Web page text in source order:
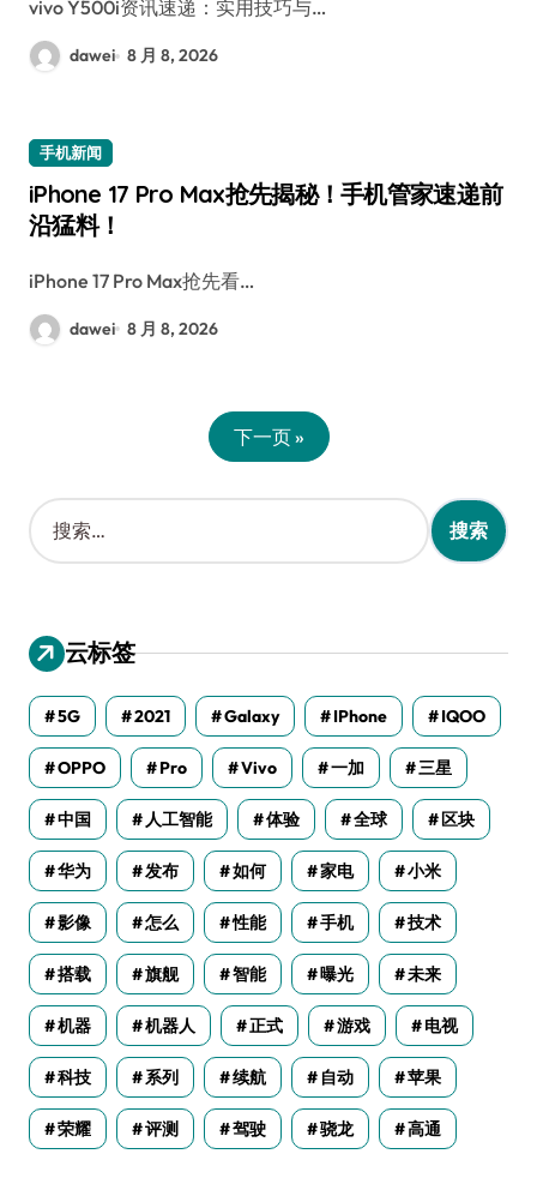
vivo Y500i资讯速递：实用技巧与…
dawei 8 月 8, 2026
手机新闻
iPhone 17 Pro Max抢先揭秘！手机管家速递前
沿猛料！
iPhone 17 Pro Max抢先看…
dawei 8 月 8, 2026
下一页 »
搜
索
：
云标签
5G 2021 Galaxy IPhone IQOO
OPPO Pro Vivo 一加 三星
中国 人工智能 体验 全球 区块
华为 发布 如何 家电 小米
影像 怎么 性能 手机 技术
搭载 旗舰 智能 曝光 未来
机器 机器人 正式 游戏 电视
科技 系列 续航 自动 苹果
荣耀 评测 驾驶 骁龙 高通